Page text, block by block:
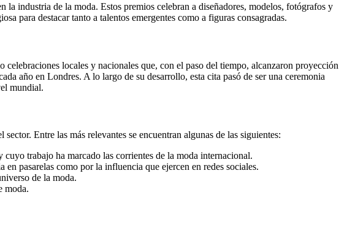
industria de la moda. Estos premios celebran a diseñadores, modelos, fotógrafos y
para destacar tanto a talentos emergentes como a figuras consagradas.
locales y nacionales que, con el paso del tiempo, alcanzaron proyección
año en Londres. A lo largo de su desarrollo, esta cita pasó de ser una ceremonia
mundial.
Entre las más relevantes se encuentran algunas de las siguientes:
trabajo ha marcado las corrientes de la moda internacional.
pasarelas como por la influencia que ejercen en redes sociales.
de la moda.
moda.